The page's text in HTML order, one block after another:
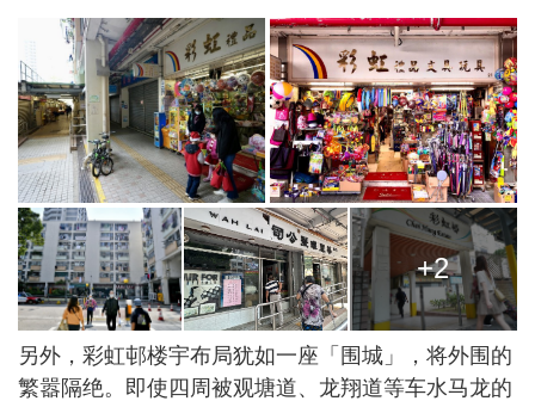
+2
另外，彩虹邨楼宇布局犹如一座「围城」，将外围的
繁嚣隔绝。即使四周被观塘道、龙翔道等车水马龙的